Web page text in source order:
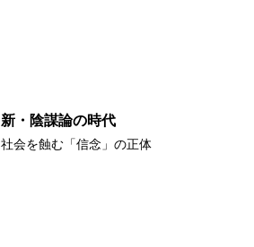
新・陰謀論の時代
社会を蝕む「信念」の正体